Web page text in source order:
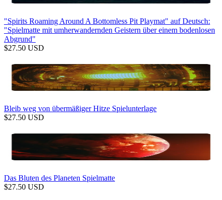
"Spirits Roaming Around A Bottomless Pit Playmat" auf Deutsch:
"Spielmatte mit umherwandernden Geistern über einem bodenlosen
Abgrund"
$27.50 USD
Bleib weg von übermäßiger Hitze Spielunterlage
$27.50 USD
Das Bluten des Planeten Spielmatte
$27.50 USD